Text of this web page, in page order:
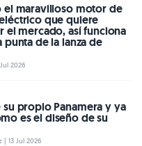
el maravilloso motor de
que quiere
el mercado, así funciona
punta de la lanza de
2026
su propio Panamera y ya
es el diseño de su
| 13 Jul 2026